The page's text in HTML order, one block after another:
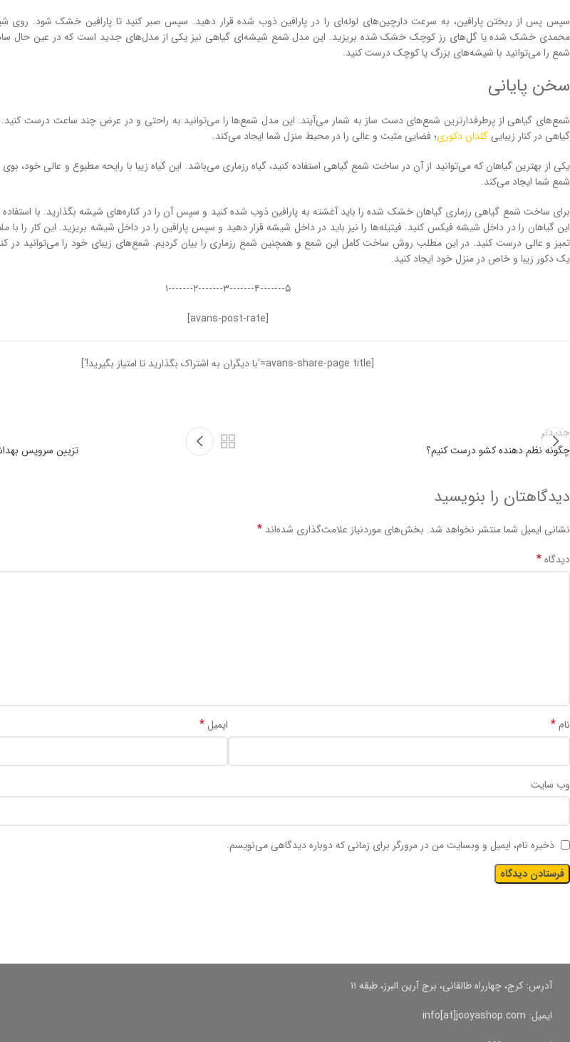
سپس پس از ریختن پارافین، به سرعت دارچین‌های لوله‌ای را در پارافین ذوب شده قرار دهید. سپس صبر کنید تا پارافین خشک شود. روی
محمدی خشک شده یا گل‌های رز کوچک خشک شده بریزید. این مدل شمع شیشه‌ای گیاهی نیز یکی از مدل‌های جدید است که در عین حال
شمع را می‌توانید با شیشه‌های بزرگ یا کوچک درست کنید.
سخن پایانی
شمع‌های گیاهی از پرطرفدارترین شمع‌های دست ساز به شمار می‌آیند. این مدل شمع‌ها را می‌توانید به راحتی و در عرض چند ساعت درست
گیاهی در کنار زیباییگلدان دکوری؛ فضایی مثبت و عالی را در محیط منزل شما ایجاد می‌کند.
یکی از بهترین گیاهان که می‌توانید از آن در ساخت شمع گیاهی استفاده کنید، گیاه رزماری می‌باشد. این گیاه زیبا با رایحه مطبوع و عالی خود،
شمع شما ایجاد می‌کند.
برای ساخت شمع گیاهی رزماری گیاهان خشک شده را باید آغشته به پارافین ذوب شده کنید و سپس آن را در کناره‌های شیشه بگذارید. با
این گیاهان را در داخل شیشه فیکس کنید. فیتیله‌ها را نیز باید در داخل شیشه قرار دهید و سپس پارافین را در داخل شیشه بریزید. این کار را با
تمیز و عالی درست کنید. در این مطلب روش ساخت کامل این شمع و همچنین شمع رزماری را بیان کردیم. شمع‌های زیبای خود را می‌توانید در
یک دکور زیبا و خاص در منزل خود ایجاد کنید.
۵-------۴-------۳-------۲-------۱
[avans-post-rate]
[avans-share-page title='با دیگران به اشتراک بگذارید تا امتیاز بگیرید!']
جدیدتر
چگونه نظم دهنده کشو درست کنیم؟
تزیین سرویس
دیدگاهتان را بنویسید
نشانی ایمیل شما منتشر نخواهد شد. بخش‌های موردنیاز علامت‌گذاری شده‌اند *
دیدگاه*
نام* ایمیل*
وب‌ سایت
ذخیره نام، ایمیل و وبسایت من در مرورگر برای زمانی که دوباره دیدگاهی می‌نویسم.
آدرس: کرج، چهارراه طالقانی، برج آرین البرز، طبقه ۱۱
ایمیل: info[at]jooyashop.com